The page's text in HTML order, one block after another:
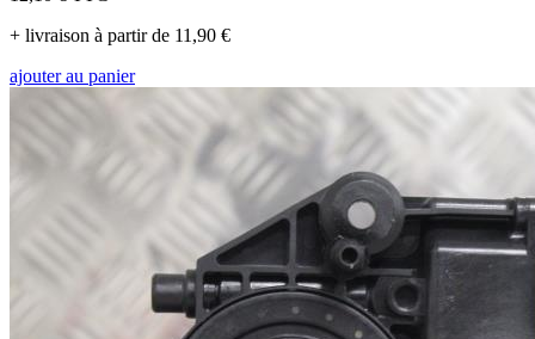
+ livraison à partir de 11,90 €
ajouter au panier